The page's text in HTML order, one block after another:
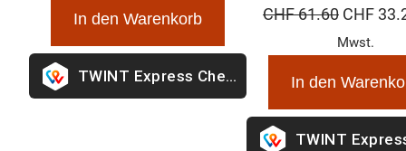
war:
CHF 15.40
ist:
CHF 9.40.
In den Warenkorb
Express Checkout
CHF61.60
Preis
CHF
CHF
Mwst.
In den